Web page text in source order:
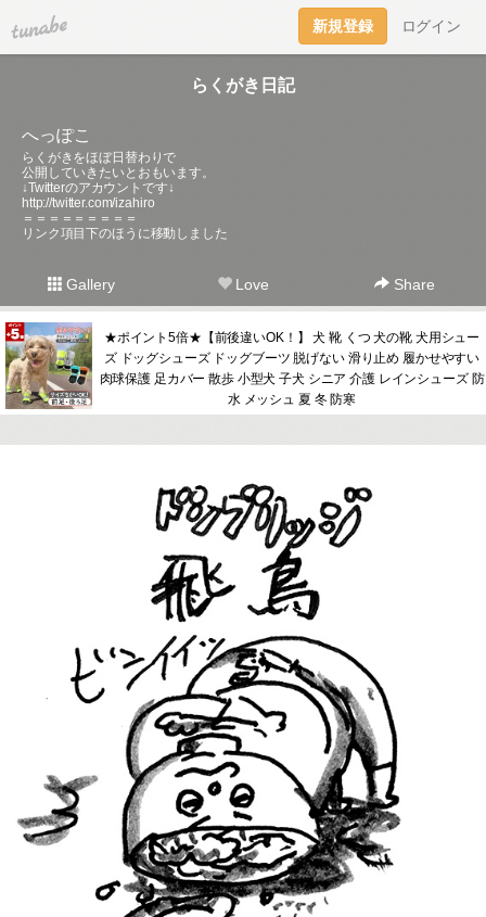
tuna.be 新規登録 ログイン
らくがき日記
へっぽこ
らくがきをほぼ日替わりで
公開していきたいとおもいます。
↓Twitterのアカウントです↓
http://twitter.com/izahiro
＝＝＝＝＝＝＝＝＝
リンク項目下のほうに移動しました
Gallery Love Share
★ポイント5倍★【前後違いOK！】 犬 靴 くつ 犬の靴 犬用シュー
ズ ドッグシューズ ドッグブーツ 脱げない 滑り止め 履かせやすい
肉球保護 足カバー 散歩 小型犬 子犬 シニア 介護 レインシューズ 防
水 メッシュ 夏 冬 防寒